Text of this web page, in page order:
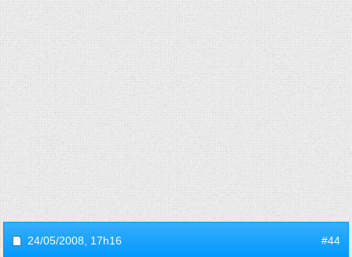
24/05/2008, 17h16 #44